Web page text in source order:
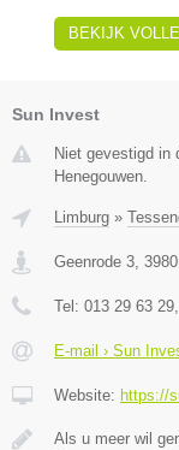
BEKIJK
Sun Invest
Niet gevestigd in
Henegouwen.
Limburg »
Geenrode 3 3980
Tel: 013 29 63 29
E-mail › Sun
Website: https://
Als u meer wil